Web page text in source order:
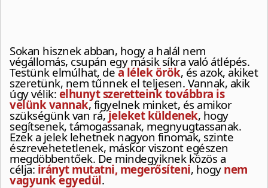
Sokan hisznek abban, hogy a halál nem
végállomás, csupán egy másik síkra való átlépés.
Testünk elmúlhat, dea lélek örök, és azok, akiket
szeretünk, nem tűnnek el teljesen. Vannak, akik
úgy vélik: elhunyt szeretteink továbbra is
velünk vannak, figyelnek minket, és amikor
szükségünk van rá,jeleket küldenek, hogy
segítsenek, támogassanak, megnyugtassanak.
Ezek a jelek lehetnek nagyon finomak, szinte
észrevehetetlenek, máskor viszont egészen
megdöbbentőek. De mindegyiknek közös a
célja: irányt mutatni, megerősíteni, hogy nem
vagyunk egyedül.